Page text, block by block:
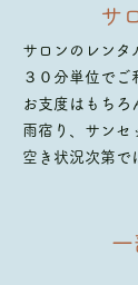
サ
サロンのレンタ
３０分単位でご
お支度はもちろ
雨宿り、サンセ
空き状況次第で